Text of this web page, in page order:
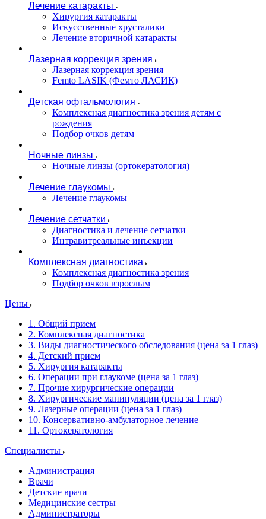
Лечение катаракты
Хирургия катаракты
Искусственные хрусталики
Лечение вторичной катаракты
Лазерная коррекция зрения
Лазерная коррекция зрения
Femto LASIK (Фемто ЛАСИК)
Детская офтальмология
Комплексная диагностика зрения детям c
рождения
Подбор очков детям
Ночные линзы
Ночные линзы (ортокератология)
Лечение глаукомы
Лечение глаукомы
Лечение сетчатки
Диагностика и лечение сетчатки
Интравитреальные инъекции
Комплексная диагностика
Комплексная диагностика зрения
Подбор очков взрослым
Цены
1. Общий прием
2. Комплексная диагностика
3. Виды диагностического обследования (цена за 1 глаз)
4. Детский прием
5. Хирургия катаракты
6. Операции при глаукоме (цена за 1 глаз)
7. Прочие хирургические операции
8. Хирургические манипуляции (цена за 1 глаз)
9. Лазерные операции (цена за 1 глаз)
10. Консервативно-амбулаторное лечение
11. Ортокератология
Специалисты
Администрация
Врачи
Детские врачи
Медицинские сестры
Администраторы